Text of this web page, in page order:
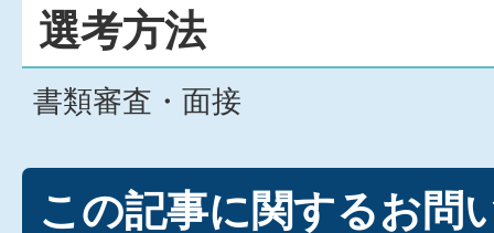
選考方法
書類審査・面接
この記事に関するお問